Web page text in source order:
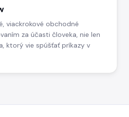
viackrokové obchodné
za účasti človeka, nie len
ktorý vie spúšťať príkazy v